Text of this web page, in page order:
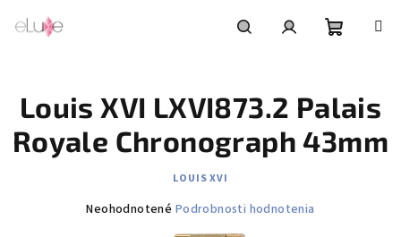
košík
Louis XVI LXVI873.2 Palais
Royale Chronograph 43mm
LOUIS XVI
Priemerné
Neohodnotené Podrobnosti hodnotenia